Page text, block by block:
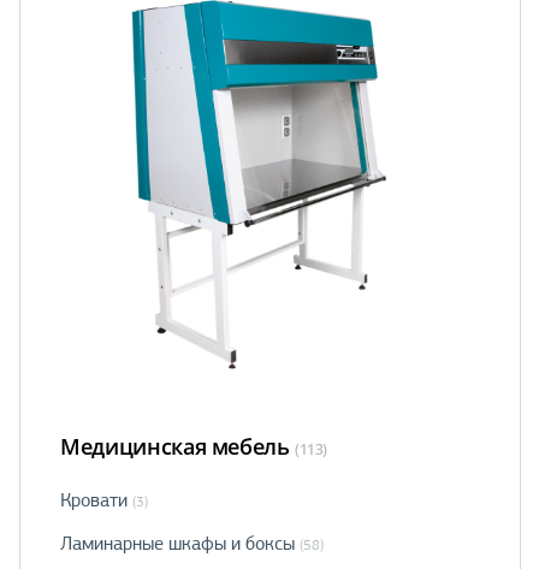
Медицинская мебель (113)
Кровати (3)
Ламинарные шкафы и боксы (58)